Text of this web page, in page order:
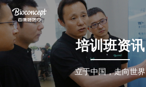
培训班资讯
立于中国，走向世界